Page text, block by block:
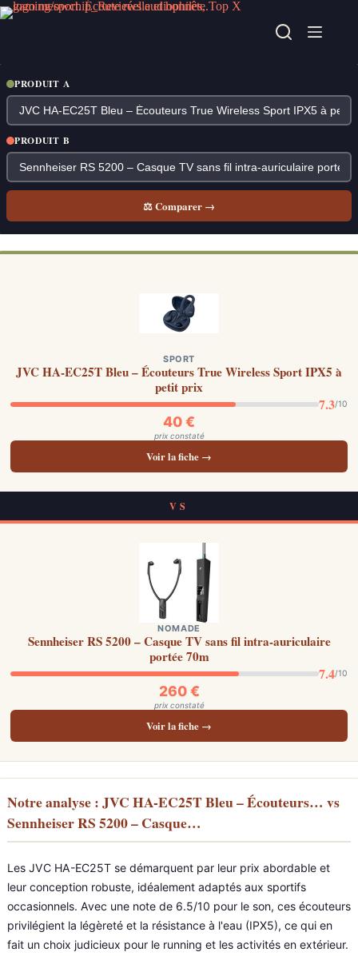
Passer
au
PRODUIT A
PRODUIT B
⚖ Comparer →
SPORT
JVC HA-EC25T Bleu – Écouteurs True Wireless Sport IPX5 à
petit prix
7.3/10
40 €
prix constaté
Voir la fiche →
VS
NOMADE
Sennheiser RS 5200 – Casque TV sans fil intra-auriculaire
portée 70m
7.4/10
260 €
prix constaté
Voir la fiche →
Notre analyse : JVC HA-EC25T Bleu – Écouteurs… vs
Sennheiser RS 5200 – Casque…
Les JVC HA-EC25T se démarquent par leur prix abordable et
leur conception robuste, idéalement adaptés aux sportifs
occasionnels. Avec une note de 6.5/10 pour le son, ces écouteurs
privilégient la légèreté et la résistance à l'eau (IPX5), ce qui en
fait un choix judicieux pour le running et les activités en extérieur.